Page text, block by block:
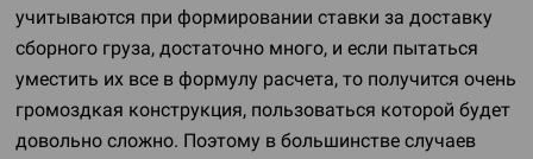
учитываются при формировании ставки за доставку
сборного груза, достаточно много, и если пытаться
уместить их все в формулу расчета, то получится очень
громоздкая конструкция, пользоваться которой будет
довольно сложно. Поэтому в большинстве случаев